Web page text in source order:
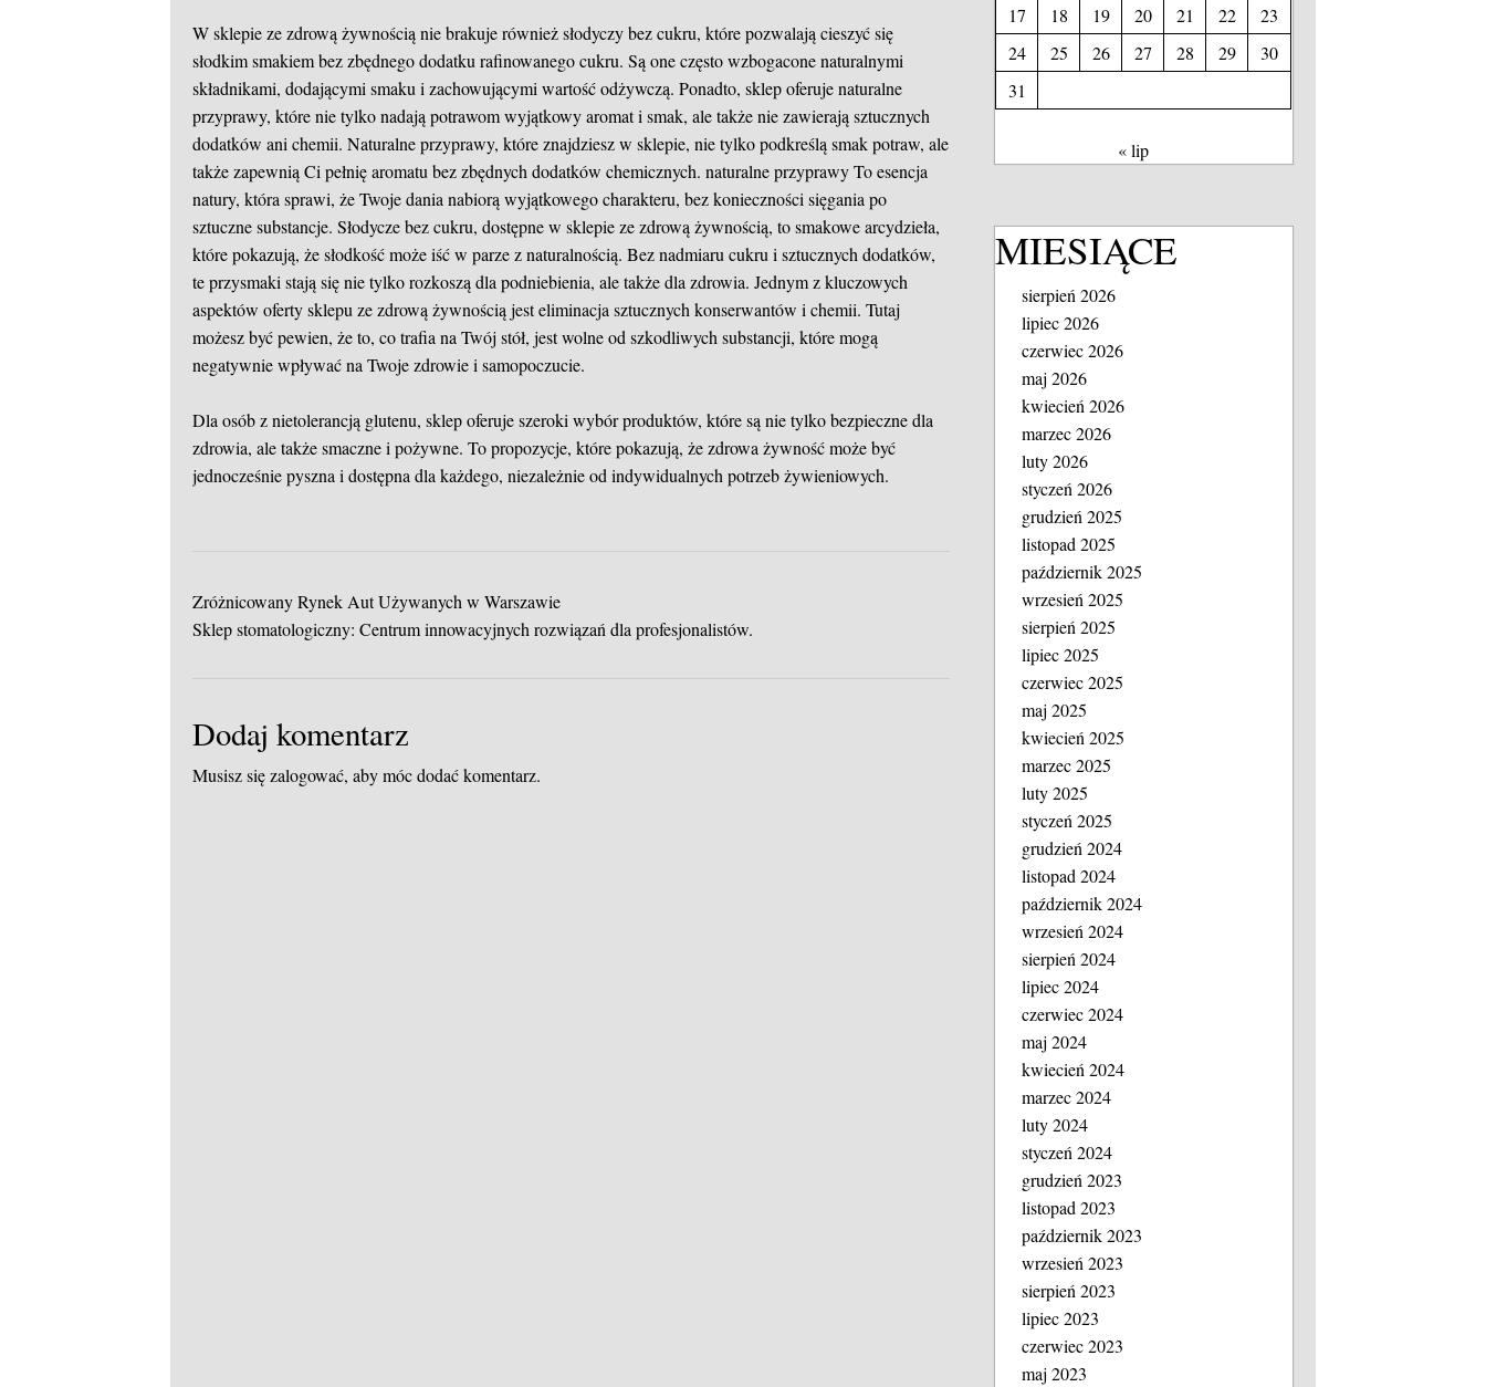
W sklepie ze zdrową żywnością nie brakuje również słodyczy bez cukru, które pozwalają cieszyć się
słodkim smakiem bez zbędnego dodatku rafinowanego cukru. Są one często wzbogacone naturalnymi
składnikami, dodającymi smaku i zachowującymi wartość odżywczą. Ponadto, sklep oferuje naturalne
przyprawy, które nie tylko nadają potrawom wyjątkowy aromat i smak, ale także nie zawierają sztucznych
dodatków ani chemii. Naturalne przyprawy, które znajdziesz w sklepie, nie tylko podkreślą smak potraw, ale
także zapewnią Ci pełnię aromatu bez zbędnych dodatków chemicznych.naturalne przyprawyTo esencja
natury, która sprawi, że Twoje dania nabiorą wyjątkowego charakteru, bez konieczności sięgania po
sztuczne substancje. Słodycze bez cukru, dostępne w sklepie ze zdrową żywnością, to smakowe arcydzieła,
które pokazują, że słodkość może iść w parze z naturalnością. Bez nadmiaru cukru i sztucznych dodatków,
te przysmaki stają się nie tylko rozkoszą dla podniebienia, ale także dla zdrowia. Jednym z kluczowych
aspektów oferty sklepu ze zdrową żywnością jest eliminacja sztucznych konserwantów i chemii. Tutaj
możesz być pewien, że to, co trafia na Twój stół, jest wolne od szkodliwych substancji, które mogą
negatywnie wpływać na Twoje zdrowie i samopoczucie.
Dla osób z nietolerancją glutenu, sklep oferuje szeroki wybór produktów, które są nie tylko bezpieczne dla
zdrowia, ale także smaczne i pożywne. To propozycje, które pokazują, że zdrowa żywność może być
jednocześnie pyszna i dostępna dla każdego, niezależnie od indywidualnych potrzeb żywieniowych.
Zróżnicowany Rynek Aut Używanych w Warszawie
Sklep stomatologiczny: Centrum innowacyjnych rozwiązań dla profesjonalistów.
Dodaj komentarz
Musisz sięzalogować, aby móc dodać komentarz.
17
18 19 20 21 22
23
24
25 26 27 28 29
30
31
« lip
MIESIĄCE
sierpień 2026
lipiec 2026
czerwiec 2026
maj 2026
kwiecień 2026
marzec 2026
luty 2026
styczeń 2026
grudzień 2025
listopad 2025
październik 2025
wrzesień 2025
sierpień 2025
lipiec 2025
czerwiec 2025
maj 2025
kwiecień 2025
marzec 2025
luty 2025
styczeń 2025
grudzień 2024
listopad 2024
październik 2024
wrzesień 2024
sierpień 2024
lipiec 2024
czerwiec 2024
maj 2024
kwiecień 2024
marzec 2024
luty 2024
styczeń 2024
grudzień 2023
listopad 2023
październik 2023
wrzesień 2023
sierpień 2023
lipiec 2023
czerwiec 2023
maj 2023